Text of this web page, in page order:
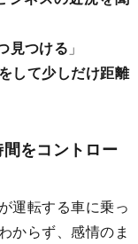
見つける 」
して少しだけ距離
をコントロー
運転する車に乗っ
からず、感情のま